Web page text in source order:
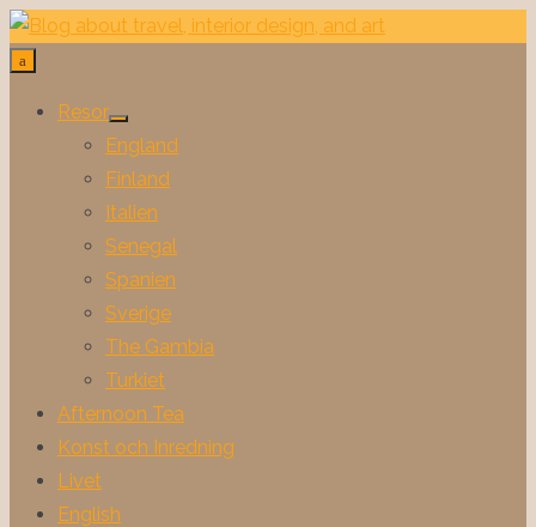
Hoppa
till
Resor
Visa
undermeny
England
Finland
Italien
Senegal
Spanien
Sverige
The Gambia
Turkiet
Afternoon Tea
Konst och Inredning
Livet
English